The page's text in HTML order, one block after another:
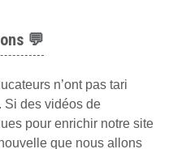
💬
n’ont pas tari
Si des vidéos de
pour enrichir notre site
que nous allons